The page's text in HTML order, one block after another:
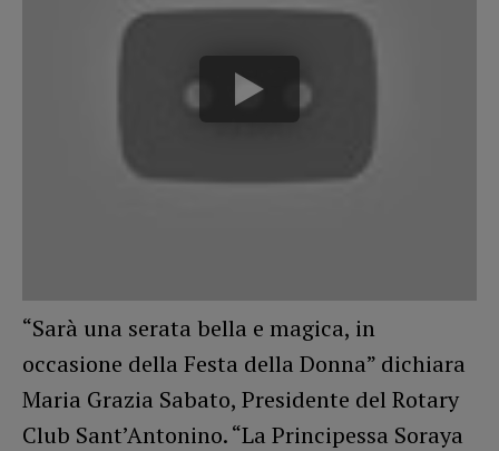
“Sarà una serata bella e magica, in
occasione della Festa della Donna” dichiara
Maria Grazia Sabato, Presidente del Rotary
Club Sant’Antonino. “La Principessa Soraya